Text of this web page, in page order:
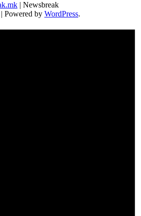
| Newsbreak
Powered by WordPress.